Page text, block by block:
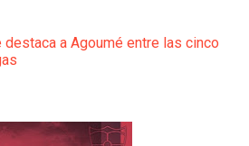
destaca a Agoumé entre las cinco